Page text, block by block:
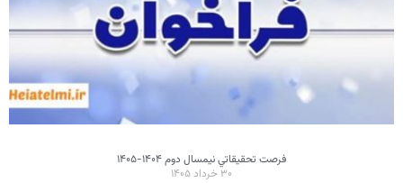
فرصت تحقيقاتي نیمسال دوم ۱۴۰۴-۱۴۰۵
۳۰ خرداد ۱۴۰۵